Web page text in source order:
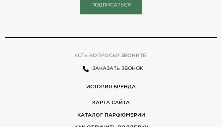
ПОДПИСАТЬСЯ
ЕСТЬ ВОПРОСЫ? ЗВОНИТЕ!
ЗАКАЗАТЬ ЗВОНОК
ИСТОРИЯ БРЕНДА
КАРТА САЙТА
КАТАЛОГ ПАРФЮМЕРИИ